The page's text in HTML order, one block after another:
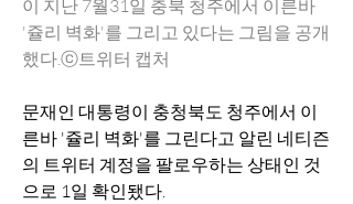
이 지난 7월31일 충북 청주에서 이른바
'쥴리 벽화'를 그리고 있다는 그림을 공개
했다.ⓒ트위터 캡처
문재인 대통령이 충청북도 청주에서 이
른바 '쥴리 벽화'를 그린다고 알린 네티즌
의 트위터 계정을 팔로우하는 상태인 것
으로 1일 확인됐다.